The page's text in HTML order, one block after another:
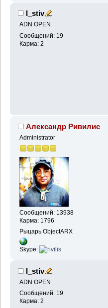
I_stiv
ADN OPEN
Сообщений: 19
Карма: 2
Александр Ривилис
Administrator
Сообщений: 13938
Карма: 1796
Рыцарь ObjectARX
Skype:
I_stiv
ADN OPEN
Сообщений: 19
Карма: 2